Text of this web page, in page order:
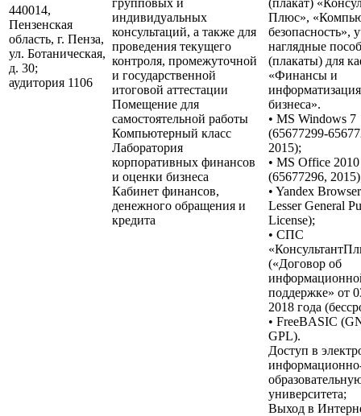
440014,
Пензенская
область, г. Пенза,
ул. Ботаническая,
д. 30;
аудитория 1106
индивидуальных
консультаций, а также для
проведения текущего
контроля, промежуточной
и государственной
итоговой аттестации
Помещение для
самостоятельной работы
Компьютерный класс
Лаборатория
корпоративных финансов
и оценки бизнеса
Кабинет финансов,
денежного обращения и
кредита
Плюс»,
безопасность»,
наглядные
(плакаты) для
«Финансы и
информатизация
бизнеса».
• MS Windows 7
(65677299-
2015);
• MS Office 2010
(65677296,
• Yandex
Lesser General
License);
• СПС
(«Договор об
поддержке» от
2018 года
• FreeBASIC
GPL).
Доступ в
университета;
Выход в